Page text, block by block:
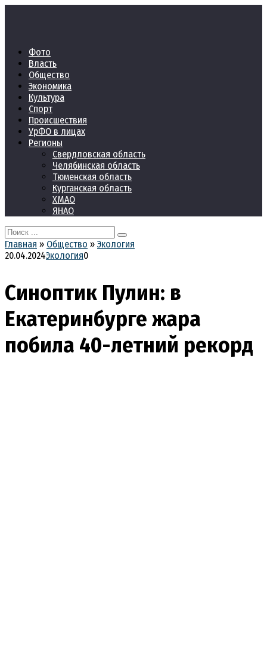
Фото
Власть
Общество
Экономика
Культура
Спорт
Происшествия
УрФО в лицах
Регионы
Свердловская область
Челябинская область
Тюменская область
Курганская область
ХМАО
ЯНАО
Search
for:
Главная » Общество » Экология
20.04.2024Экология0
Синоптик Пулин: в
Екатеринбурге жара
побила 40-летний рекорд